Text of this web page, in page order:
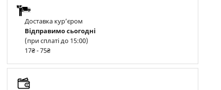
Доставка курʼєром
Відправимо сьогодні
(при сплаті до 15:00)
17₴ - 75₴